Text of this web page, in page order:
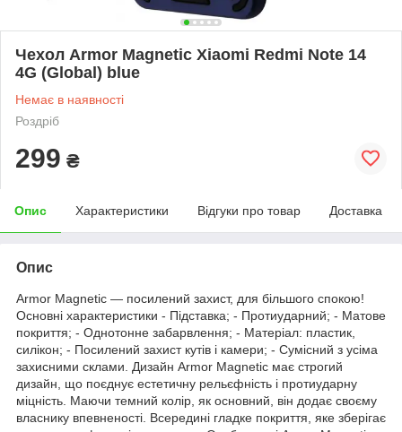
Чехол Armor Magnetic Xiaomi Redmi Note 14
4G (Global) blue
Немає в наявності
Роздріб
299 ₴
Опис Характеристики Відгуки про товар Доставка
Опис
Armor Magnetic — посилений захист, для більшого спокою!
Основні характеристики - Підставка; - Протиударний; - Матове
покриття; - Однотонне забарвлення; - Матеріал: пластик,
силікон; - Посилений захист кутів і камери; - Сумісний з усіма
захисними склами. Дизайн Armor Magnetic має строгий
дизайн, що поєднує естетичну рельєфність і протиударну
міцність. Маючи темний колір, як основний, він додає своєму
власнику впевненості. Всередині гладке покриття, яке зберігає